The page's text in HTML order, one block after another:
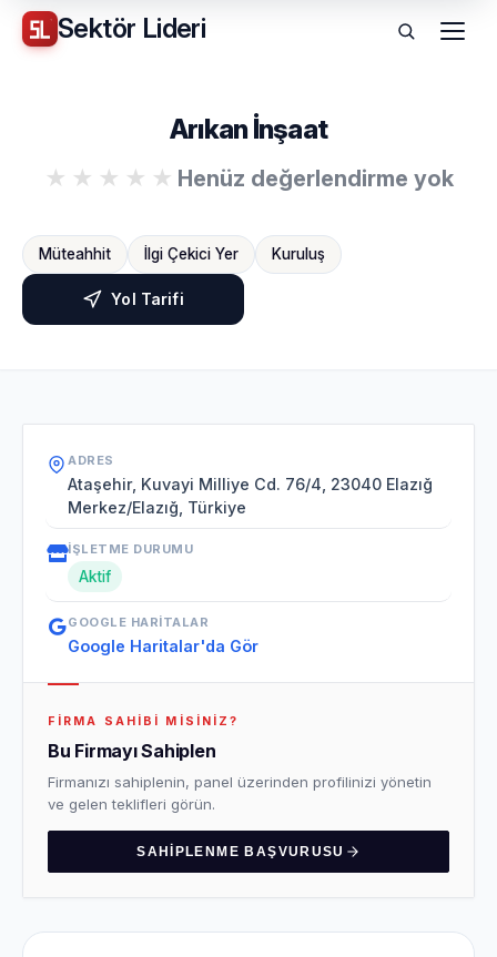
Sektör Lideri Menü
Arıkan İnşaat
Henüz değerlendirme yok
Müteahhit İlgi Çekici Yer Kuruluş
Yol Tarifi
ADRES
Ataşehir, Kuvayi Milliye Cd. 76/4, 23040 Elazığ
Merkez/Elazığ, Türkiye
İŞLETME DURUMU
Aktif
GOOGLE HARITALAR
Google Haritalar'da Gör
FIRMA SAHIBI MISINIZ?
Bu Firmayı Sahiplen
Firmanızı sahiplenin, panel üzerinden profilinizi yönetin
ve gelen teklifleri görün.
SAHIPLENME BAŞVURUSU